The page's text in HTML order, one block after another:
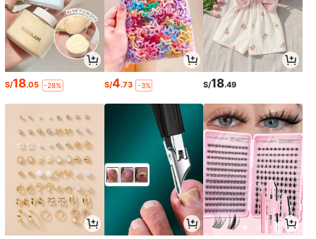
S/18.05 -28% S/4.73 -3% S/18.49